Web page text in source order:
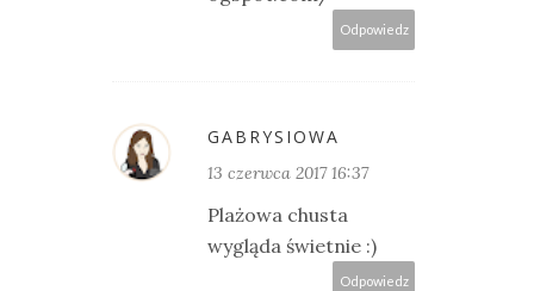
Odpowiedz
GABRYSIOWA
13 czerwca 2017 16:37
Plażowa chusta
wygląda świetnie :)
Odpowiedz